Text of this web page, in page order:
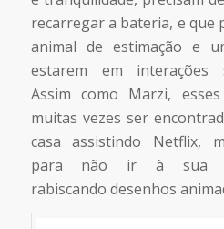
recarregar a bateria, e que
animal de estimação e
estarem em interações
Assim como Marzi,
muitas vezes ser
casa assistindo Netflix,
para não ir à sua
rabiscando desenhos